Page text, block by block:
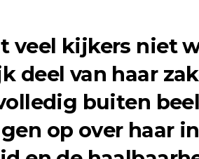
veel kijkers niet
deel van haar
buiten
op over haar